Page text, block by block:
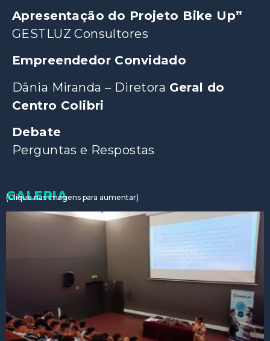
Apresentação do Projeto Bike Up”
GESTLUZ Consultores
Empreendedor Convidado
Dânia Miranda – Diretora Geral do
Centro Colibri
Debate
Perguntas e Respostas
GALERIA
(Clique nas imagens para aumentar)